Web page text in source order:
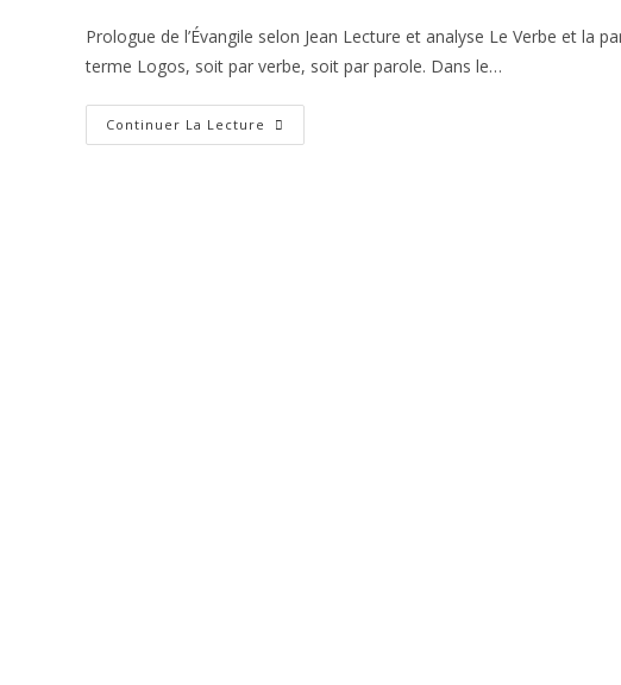
la
publication :
Prologue de l’Évangile selon Jean Lecture et analyse Le Verbe et la
terme Logos, soit par verbe, soit par parole. Dans le…
Continuer La Lecture Prologue
De